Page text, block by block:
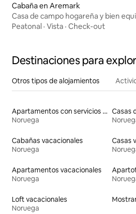
Cabaña en Aremark
Casa de campo hogareña y bien
Peatonal · Vista · Check-out
Destinaciones para
Otros tipos de alojamientos
Apartamentos con servicios incluidos vacacionales
Noruega
Casas
Cabañas vacacionales
Noruega
Casas
Apartamentos vacacionales
Noruega
Loft vacacionales
Noruega